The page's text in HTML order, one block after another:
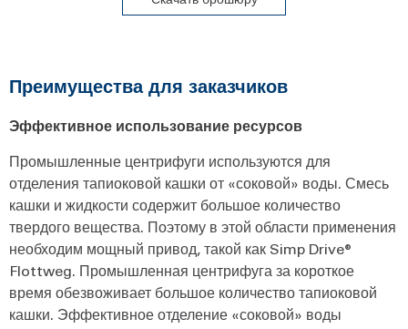
Преимущества для заказчиков
Эффективное использование ресурсов
Промышленные центрифуги используются для
отделения тапиоковой кашки от «соковой» воды. Смесь
кашки и жидкости содержит большое количество
твердого вещества. Поэтому в этой области применения
необходим мощный привод, такой как Simp Drive®
Flottweg. Промышленная центрифуга за короткое
время обезвоживает большое количество тапиоковой
кашки. Эффективное отделение «соковой» воды